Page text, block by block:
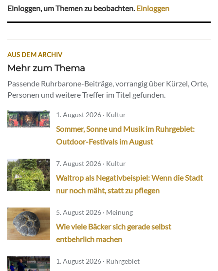
Einloggen, um Themen zu beobachten.Einloggen
AUS DEM ARCHIV
Mehr zum Thema
Passende Ruhrbarone-Beiträge, vorrangig über Kürzel, Orte,
Personen und weitere Treffer im Titel gefunden.
1. August 2026 · Kultur
Sommer, Sonne und Musik im Ruhrgebiet:
Outdoor-Festivals im August
7. August 2026 · Kultur
Waltrop als Negativbeispiel: Wenn die Stadt
nur noch mäht, statt zu pflegen
5. August 2026 · Meinung
Wie viele Bäcker sich gerade selbst
entbehrlich machen
1. August 2026 · Ruhrgebiet